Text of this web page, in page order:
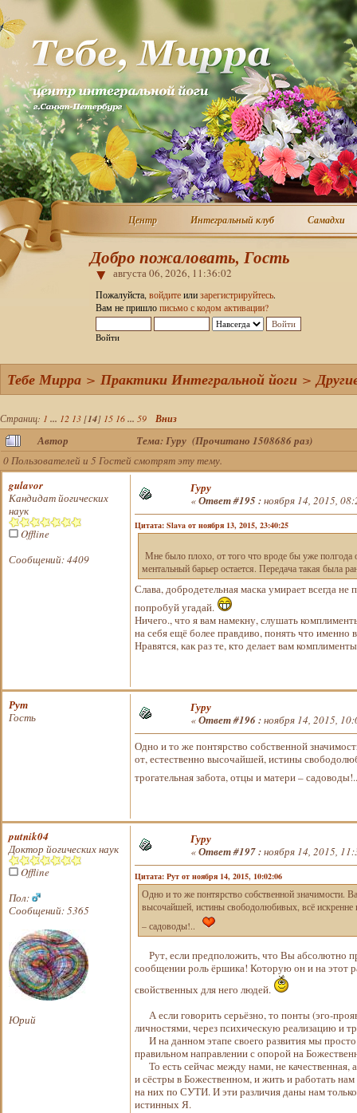
Центр
Центр Интегральный клуб
Интегральный клуб Самадхи
Самадхи
Добро пожаловать, Гость
августа 06, 2026, 11:36:02
Пожалуйста, войдите или зарегистрируйтесь.
Вам не пришло письмо с кодом активации?
Войти
Тебе Мирра > Практики Интегральной йоги >
Страниц: 1 ... 12 13 [14] 15 16... 59 Вниз
Автор
Тема: Гуру (Прочитано 1508686 раз)
0 Пользователей и 5 Гостей смотрят эту тему.
gulavor
Кандидат йогических
наук
Offline
Сообщений: 4409
Гуру
«Ответ #195 :ноября 14, 2015,
Цитата: Slava от ноября 13, 2015, 23:40:25
Мне было плохо, от того что вроде бы уже
ментальный барьер остается. Передача такая была
Слава, добродетельная маска умирает всегда
попробуй угадай.
Ничего., что я вам намекну, слушать
на себя ещё более правдиво, понять что
Нравятся, как раз те, кто делает вам
Рут
Гость
Гуру
«Ответ #196 :ноября 14, 2015,
Одно и то же понтярство собственной
от, естественно высочайшей, истины
трогательная забота, отцы и матери –
putnik04
Доктор йогических наук
Offline
Пол:
Сообщений: 5365
Юрий
Гуру
«Ответ #197 :ноября 14, 2015,
Цитата: Рут от ноября 14, 2015, 10:02:06
Одно и то же понтярство собственной значимости.
высочайшей, истины свободолюбивых, всё искренне
– садоводы!..
Рут, если предположить, что Вы
сообщении роль ёршика! Которую он и на этот
свойственных для него людей.
А если говорить серьёзно, то понты (эго-
личностями, через психическую реализацию и
И на данном этапе своего развития мы
правильном направлении с опорой на
То есть сейчас между нами, не качественная,
и сёстры в Божественном, и жить и работать
на них по СУТИ. И эти различия даны нам
истинных Я.